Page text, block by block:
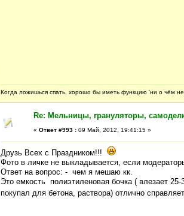
Когда ложишься спать, хорошо бы иметь функцию 'ни о чём
Re: Мельницы, грануляторы,
« Ответ #993 : 09 Май, 2012, 19:41:15 »
Друзь Всех с Праздником!!!
Фото в личке не выкладывается, если
Ответ на вопрос: - чем я мешаю кк.
Это емкость полиэтиленовая бочка ( влезает
покупал для бетона, раствора) отлично